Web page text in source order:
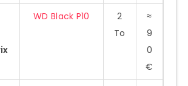
à se poser avant l’achat
d’optimisation et astuces
courants et solutions
WD Black P10
2
To
≈
9
0
€